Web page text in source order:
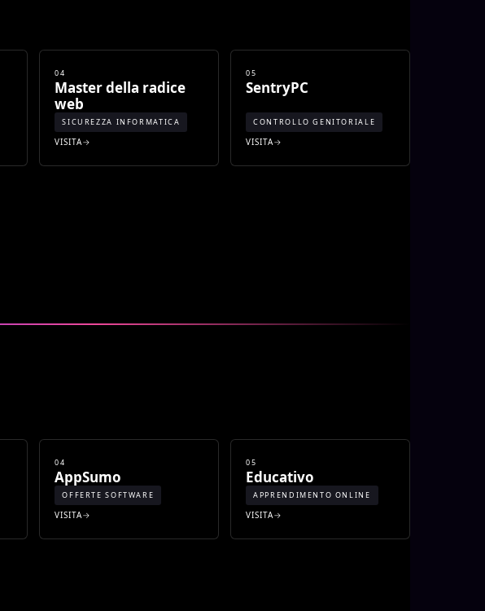
04
Master della radice
web
SICUREZZA INFORMATICA
VISITA
05
SentryPC
CONTROLLO GENITORIALE
VISITA
04
AppSumo
OFFERTE SOFTWARE
VISITA
05
Educativo
APPRENDIMENTO ONLINE
VISITA